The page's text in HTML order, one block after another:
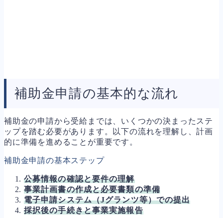
補助金申請の基本的な流れ
補助金の申請から受給までは、いくつかの決まったステ
ップを踏む必要があります。以下の流れを理解し、計画
的に準備を進めることが重要です。
補助金申請の基本ステップ
公募情報の確認と要件の理解
事業計画書の作成と必要書類の準備
電子申請システム（Jグランツ等）での提出
採択後の手続きと事業実施報告